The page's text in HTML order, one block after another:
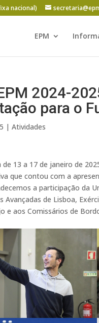
nacional)
EPM
2024-
para o
|Atividades
de 13 a 17 de janeiro de
que contou com a
a participação da
Avançadas de Lisboa,
e aos Comissários de